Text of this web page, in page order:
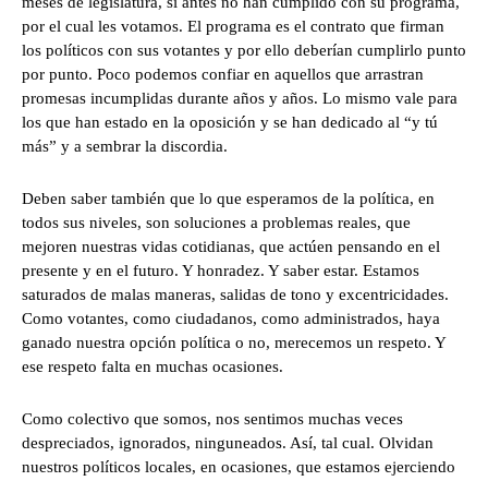
por el cual les votamos. El programa es el contrato que firman
los políticos con sus votantes y por ello deberían cumplirlo punto
por punto. Poco podemos confiar en aquellos que arrastran
promesas incumplidas durante años y años. Lo mismo vale para
los que han estado en la oposición y se han dedicado al “y tú
más” y a sembrar la discordia.
Deben saber también que lo que esperamos de la política, en
todos sus niveles, son soluciones a problemas reales, que
mejoren nuestras vidas cotidianas, que actúen pensando en el
presente y en el futuro. Y honradez. Y saber estar. Estamos
saturados de malas maneras, salidas de tono y excentricidades.
Como votantes, como ciudadanos, como administrados, haya
ganado nuestra opción política o no, merecemos un respeto. Y
ese respeto falta en muchas ocasiones.
Como colectivo que somos, nos sentimos muchas veces
despreciados, ignorados, ninguneados. Así, tal cual. Olvidan
nuestros políticos locales, en ocasiones, que estamos ejerciendo